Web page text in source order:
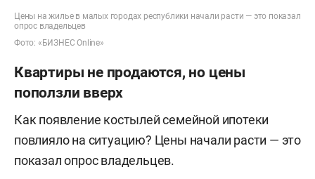
Цены на жилье в малых городах республики начали расти — это показал
опрос владельцев
Фото: «БИЗНЕС Online»
Квартиры не продаются, но цены
поползли вверх
Как появление костылей семейной ипотеки
повлияло на ситуацию? Цены начали расти — это
показал опрос владельцев.